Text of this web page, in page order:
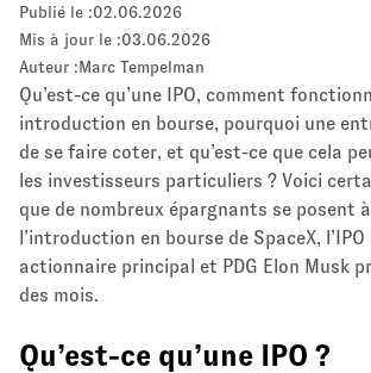
Publié le :02.06.2026
Mis à jour le :03.06.2026
Auteur :Marc Tempelman
Qu’est-ce qu’une IPO, comment
introduction en bourse, pourquoi une
de se faire coter, et qu’est-ce que cela
les investisseurs particuliers ? Voici
que de nombreux épargnants se posent
l’introduction en bourse de SpaceX,
actionnaire principal et PDG Elon Musk
des mois.
Qu’est-ce qu’une IPO ?